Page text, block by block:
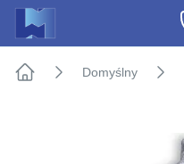
Domyślny